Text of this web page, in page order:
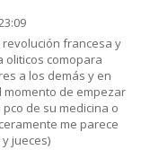
francesa y
oliticos comopara
a los demás y en
de empezar
de su medicina o
me parece
jueces)